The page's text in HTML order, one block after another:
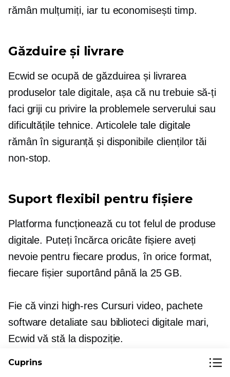
rămân mulțumiți, iar tu economisești timp.
Găzduire și livrare
Ecwid se ocupă de găzduirea și livrarea
produselor tale digitale, așa că nu trebuie să-ți
faci griji cu privire la problemele serverului sau
dificultățile tehnice. Articolele tale digitale
rămân în siguranță și disponibile clienților tăi
non-stop.
Suport flexibil pentru fișiere
Platforma funcționează cu tot felul de produse
digitale. Puteți încărca oricâte fișiere aveți
nevoie pentru fiecare produs, în orice format,
fiecare fișier suportând până la 25 GB.
Fie că vinzi high-resCursuri video, pachete
software detaliate sau biblioteci digitale mari,
Ecwid vă stă la dispoziție.
Cuprins